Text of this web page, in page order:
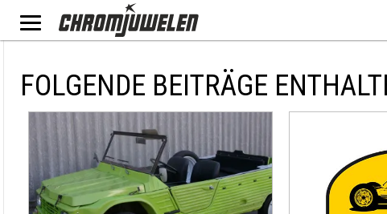
FOLGENDE BEITRÄGE